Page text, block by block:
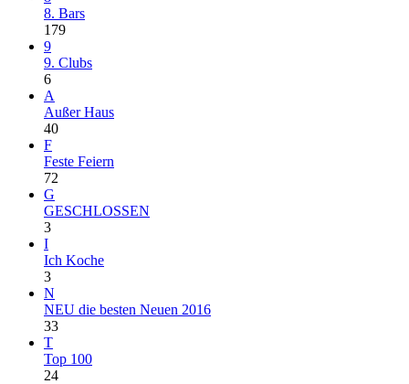
8. Bars
179
9
9. Clubs
6
A
Außer Haus
40
F
Feste Feiern
72
G
GESCHLOSSEN
3
I
Ich Koche
3
N
NEU die besten Neuen 2016
33
T
Top 100
24